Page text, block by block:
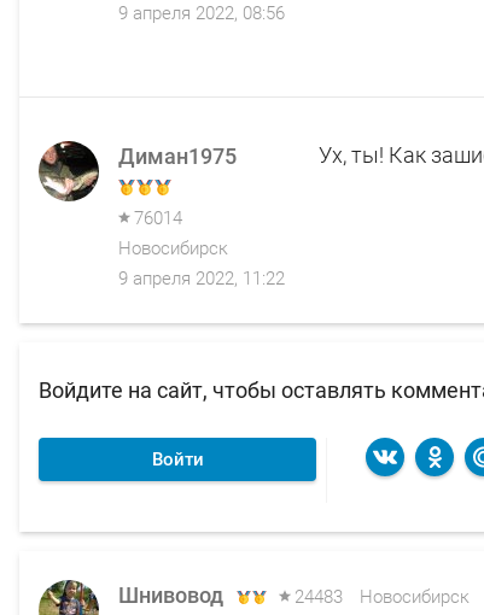
9 апреля 2022, 08:56
Диман1975
76014
Новосибирск
9 апреля 2022, 11:22
Ух, ты! Как
Войдите на сайт, чтобы оставлять
Войти
Шнивовод 24483
Новосибирск